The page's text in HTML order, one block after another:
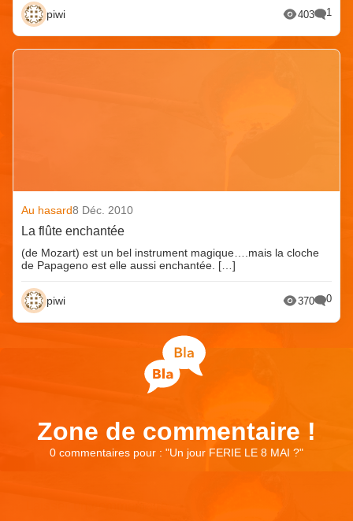
piwi 403 1
Au hasard8 Déc. 2010
La flûte enchantée
(de Mozart) est un bel instrument magique….mais la cloche
de Papageno est elle aussi enchantée. […]
piwi 370 0
Zone de commentaire !
0 commentaires pour : "Un jour FERIE LE 8 MAI ?"